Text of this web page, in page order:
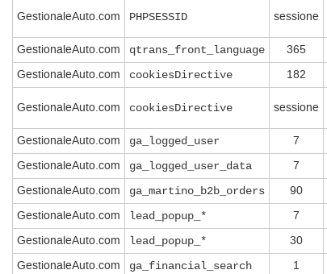
GestionaleAuto.com PHPSESSID sessione
GestionaleAuto.com
qtrans_front_language 365
GestionaleAuto.com
cookiesDirective 182
GestionaleAuto.com cookiesDirective sessione
GestionaleAuto.com
ga_logged_user 7
GestionaleAuto.com
ga_logged_user_data 7
GestionaleAuto.com
ga_martino_b2b_orders 90
GestionaleAuto.com
lead_popup_* 7
GestionaleAuto.com
lead_popup_* 30
GestionaleAuto.com
ga_financial_search 1